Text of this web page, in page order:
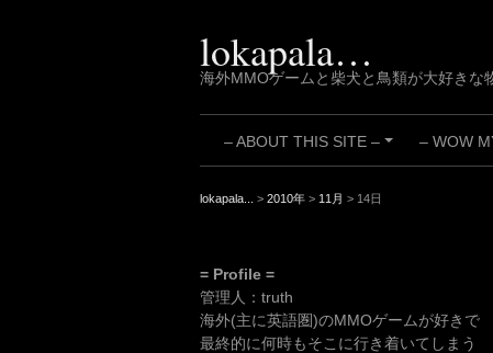
lokapala…
海外MMOゲームと柴犬と鳥類が大好きな
+
– ABOUT THIS SITE – – WOW
lokapala... > 2010年 > 11月 > 14日
= Profile =
管理人：truth
海外(主に英語圏)のMMOゲームが好きで
最終的に何時もそこに行き着いてしまう